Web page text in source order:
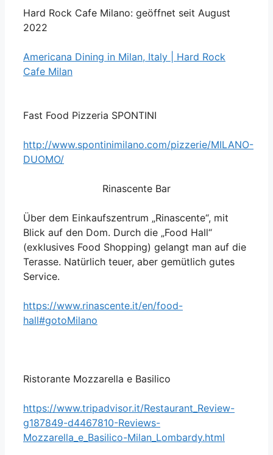
Hard Rock Cafe Milano: geöffnet seit August
2022
Americana Dining in Milan, Italy | Hard Rock
Cafe Milan
Fast Food Pizzeria SPONTINI
http://www.spontinimilano.com/pizzerie/MILANO-
DUOMO/
Rinascente Bar
Über dem Einkaufszentrum „Rinascente“, mit
Blick auf den Dom. Durch die „Food Hall“
(exklusives Food Shopping) gelangt man auf die
Terasse. Natürlich teuer, aber gemütlich gutes
Service.
https://www.rinascente.it/en/food-
hall#gotoMilano
Ristorante Mozzarella e Basilico
https://www.tripadvisor.it/Restaurant_Review-
g187849-d4467810-Reviews-
Mozzarella_e_Basilico-Milan_Lombardy.html